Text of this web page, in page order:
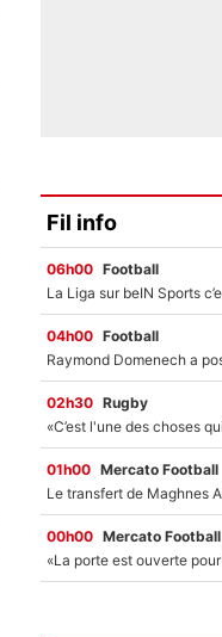
Fil info
06h00 Football
04h00 Football
02h30 Rugby
01h00 Mercato Football
00h00 Mercato Football